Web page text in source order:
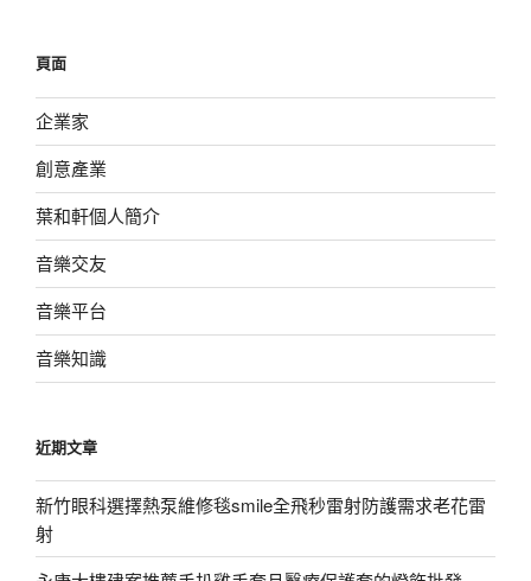
字:
頁面
企業家
創意產業
葉和軒個人簡介
音樂交友
音樂平台
音樂知識
近期文章
新竹眼科選擇熱泵維修毯smile全飛秒雷射防護需求老花雷
射